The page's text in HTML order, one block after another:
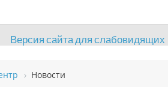
Версия сайта для слабовидящих
Новости